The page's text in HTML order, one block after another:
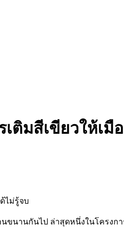
ติมสีเขียวให้เมื
ไม่รู้จบ
ขนานกันไป ล่าสุดหนึ่งในโครงก